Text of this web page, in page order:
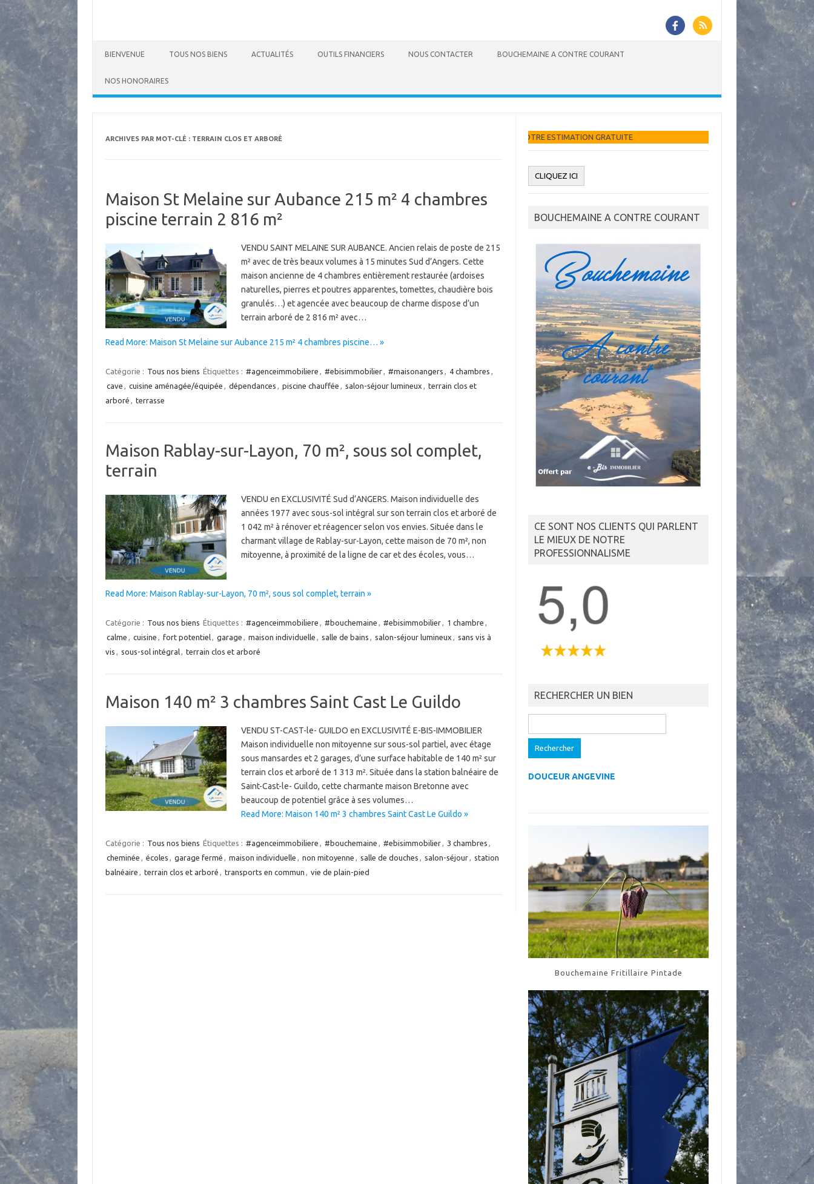
BIENVENUE TOUS NOS BIENS ACTUALITÉS OUTILS FINANCIERS NOUS CONTACTER BOUCHEMAINE A CONTRE COURANT
NOS HONORAIRES
ARCHIVES PAR MOT-CLÉ : TERRAIN CLOS ET ARBORÉ
Maison St Melaine sur Aubance 215 m² 4 chambres
piscine terrain 2 816 m²
VENDU SAINT MELAINE SUR AUBANCE. Ancien relais de poste de 215
m² avec de très beaux volumes à 15 minutes Sud d’Angers. Cette
maison ancienne de 4 chambres entièrement restaurée (ardoises
naturelles, pierres et poutres apparentes, tomettes, chaudière bois
granulés…) et agencée avec beaucoup de charme dispose d’un
terrain arboré de 2 816 m² avec…
Read More: Maison St Melaine sur Aubance 215 m² 4 chambres piscine… »
Catégorie : Tous nos biens Étiquettes : #agenceimmobiliere #ebisimmobilier #maisonangers 4 chambres
cave
cuisine aménagée/équipée dépendances piscine chauffée salon-séjour lumineux
terrain clos et
arboré
terrasse
Maison Rablay-sur-Layon, 70 m², sous sol complet,
terrain
VENDU en EXCLUSIVITÉ Sud d’ANGERS. Maison individuelle des
années 1977 avec sous-sol intégral sur son terrain clos et arboré de
1 042 m² à rénover et réagencer selon vos envies. Située dans le
charmant village de Rablay-sur-Layon, cette maison de 70 m², non
mitoyenne, à proximité de la ligne de car et des écoles, vous…
Read More: Maison Rablay-sur-Layon, 70 m², sous sol complet, terrain »
Catégorie : Tous nos biens Étiquettes : #agenceimmobiliere #bouchemaine #ebisimmobilier 1 chambre
calme
cuisine fort potentiel garage maison individuelle salle de bains salon-séjour lumineux
sans vis à
vis
sous-sol intégral terrain clos et arboré
Maison 140 m² 3 chambres Saint Cast Le Guildo
VENDU ST-CAST-le- GUILDO en EXCLUSIVITÉ E-BIS-IMMOBILIER
Maison individuelle non mitoyenne sur sous-sol partiel, avec étage
sous mansardes et 2 garages, d’une surface habitable de 140 m² sur
terrain clos et arboré de 1 313 m². Située dans la station balnéaire de
Saint-Cast-le- Guildo, cette charmante maison Bretonne avec
beaucoup de potentiel grâce à ses volumes…
Read More: Maison 140 m² 3 chambres Saint Cast Le Guildo »
Catégorie : Tous nos biens Étiquettes : #agenceimmobiliere #bouchemaine #ebisimmobilier 3 chambres
cheminée
écoles garage fermé maison individuelle non mitoyenne salle de douches salon-séjour
station
balnéaire
terrain clos et arboré transports en commun vie de plain-pied
DEMANDEZ VOTRE ESTIMATION GRATUITE
BOUCHEMAINE A CONTRE COURANT
CE SONT NOS CLIENTS QUI PARLENT
LE MIEUX DE NOTRE
PROFESSIONNALISME
RECHERCHER UN BIEN
DOUCEUR ANGEVINE
Bouchemaine Fritillaire Pintade